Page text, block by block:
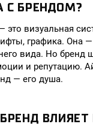
С БРЕНДОМ?
это визуальная
графика. Она
вида. Но бренд
и репутацию.
— его душа.
ВЛИЯЕТ